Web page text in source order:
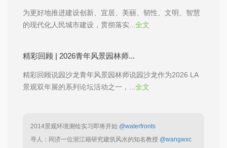
为更好地推进建设创新、宜居、美丽、韧性、文明、智慧
的现代化人民城市建设，贯彻落实... 全文
精彩回顾 | 2026青年风景园林师...
精彩回顾说园沙龙青年风景园林师说园沙龙作为2026 LA
景观双年展的系列论坛活动之一，... 全文
2014景观环境测绘实习即将开始 @waterfronts
寻人：同济一位浙江籍研究建筑风水的知名教授 @wangwxc